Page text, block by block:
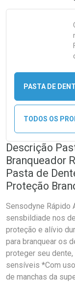
PASTA DE
TODOS OS
Descrição
Branqueador
Pasta de
Proteção
Sensodyne Rápido
sensbildiade nos
proteção e alívio
para branquear os
proteger seu
sensíveis *Com
de manchas da